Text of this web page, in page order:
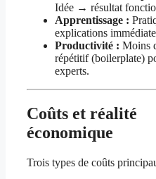
Idée → résultat
Apprentissage :
explications
Productivité : Moins
répétitif (boilerplate)
experts.
Coûts et réalité
économique
Trois types de coûts